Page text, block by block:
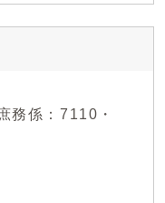
係：7110・